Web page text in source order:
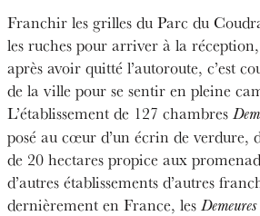
Franchir les grilles du Parc du
les ruches pour arriver à la
après avoir quitté l’autoroute, c’est
de la ville pour se sentir en pleine
L’établissement de 127 chambres
posé au cœur d’un écrin de verdure,
de 20 hectares propice aux
d’autres établissements d’autres
dernièrement en France, les